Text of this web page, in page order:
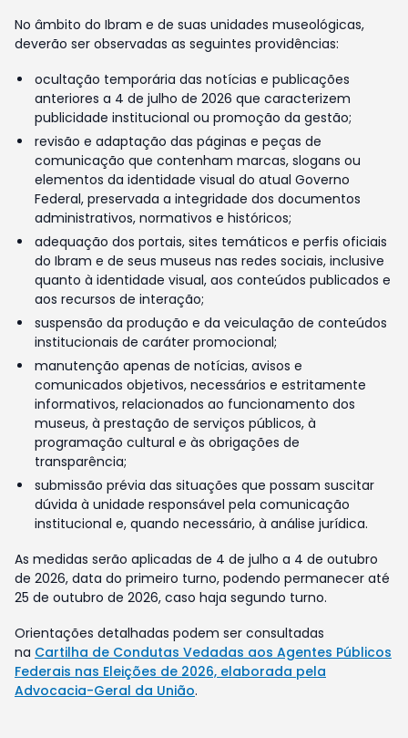
No âmbito do Ibram e de suas unidades museológicas,
deverão ser observadas as seguintes providências:
ocultação temporária das notícias e publicações
anteriores a 4 de julho de 2026 que caracterizem
publicidade institucional ou promoção da gestão;
revisão e adaptação das páginas e peças de
comunicação que contenham marcas, slogans ou
elementos da identidade visual do atual Governo
Federal, preservada a integridade dos documentos
administrativos, normativos e históricos;
adequação dos portais, sites temáticos e perfis oficiais
do Ibram e de seus museus nas redes sociais, inclusive
quanto à identidade visual, aos conteúdos publicados e
aos recursos de interação;
suspensão da produção e da veiculação de conteúdos
institucionais de caráter promocional;
manutenção apenas de notícias, avisos e
comunicados objetivos, necessários e estritamente
informativos, relacionados ao funcionamento dos
museus, à prestação de serviços públicos, à
programação cultural e às obrigações de
transparência;
submissão prévia das situações que possam suscitar
dúvida à unidade responsável pela comunicação
institucional e, quando necessário, à análise jurídica.
As medidas serão aplicadas de 4 de julho a 4 de outubro
de 2026, data do primeiro turno, podendo permanecer até
25 de outubro de 2026, caso haja segundo turno.
Orientações detalhadas podem ser consultadas
na Cartilha de Condutas Vedadas aos Agentes Públicos
Federais nas Eleições de 2026, elaborada pela
Advocacia-Geral da União.